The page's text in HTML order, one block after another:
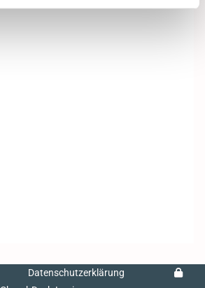
Datenschutzerklärung